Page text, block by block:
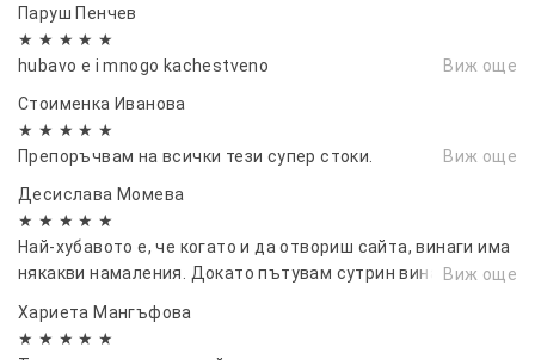
Паруш Пенчев
★ ★ ★ ★ ★
hubavo e i mnogo kachestveno
Виж още
Стоименка Иванова
★ ★ ★ ★ ★
Препоръчвам на всички тези супер стоки.
Виж още
Десислава Момева
★ ★ ★ ★ ★
Най-хубавото е, че когато и да отвориш сайта, винаги има
някакви намаления. Докато пътувам сутрин винагиВиж още
Хариета Мангъфова
★ ★ ★ ★ ★